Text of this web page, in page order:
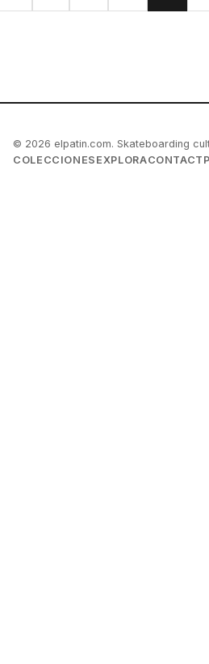
© 2026 elpatin.com. Skateboarding
COLECCIONES EXPLORACONTACT